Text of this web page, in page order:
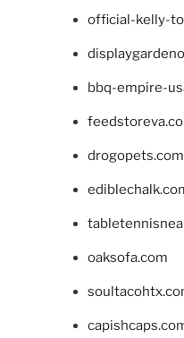
official-kelly-
bbq-empire-
drogopets.com
oaksofa.com